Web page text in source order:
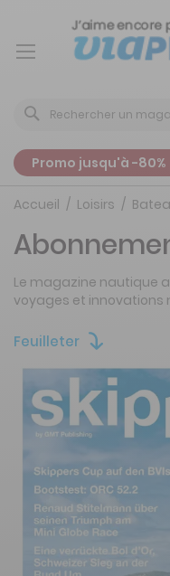
Promo jusqu'à -80%
Accueil Loisirs
Feuilleter
Le magazine nautique
voyages et innovations